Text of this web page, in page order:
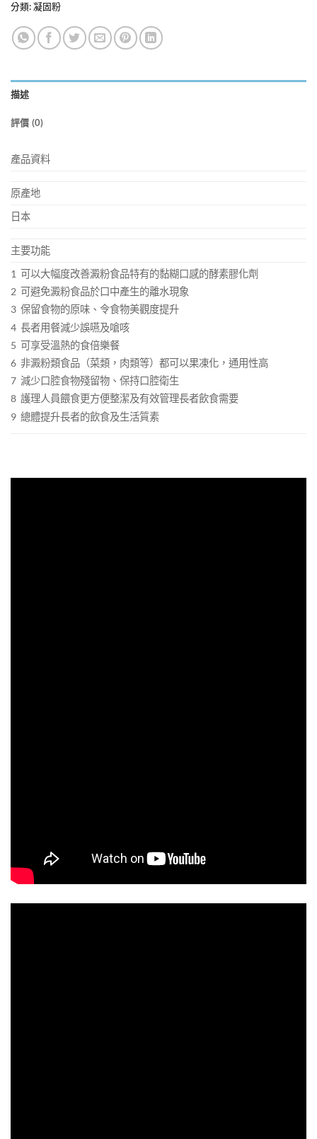
分類:凝固粉
描述
評價 (0)
產品資料
原產地
日本
主要功能
1 可以大幅度改善澱粉食品特有的黏糊口感的酵素膠化劑
2 可避免澱粉食品於口中產生的離水現象
3 保留食物的原味、令食物美觀度提升
4 長者用餐減少誤嚥及嗆咳
5 可享受溫熱的食倍樂餐
6 非澱粉類食品（菜類，肉類等）都可以果凍化，通用性高
7 減少口腔食物殘留物、保持口腔衛生
8 護理人員餵食更方便整潔及有效管理長者飲食需要
9 總體提升長者的飲食及生活質素